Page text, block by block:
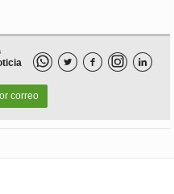
  
correo